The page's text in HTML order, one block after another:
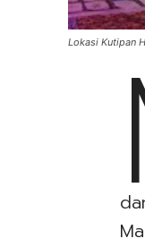
Lokasi Kutipan